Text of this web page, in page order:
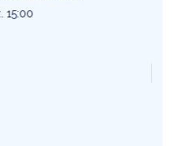
14:30